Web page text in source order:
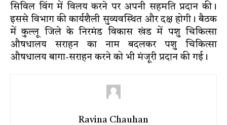
सिविल विंग में विलय करने पर अपनी सहमति प्रदान की।
इससे विभाग की कार्यशैली सुव्यवस्थित और दक्ष होगी। बैठक
में कुल्लू जिले के निरमंड विकास खंड में पशु चिकित्सा
औषधालय सराहन का नाम बदलकर पशु चिकित्सा
औषधालय बागा-सराहन करने को भी मंजूरी प्रदान की गई।
Ravina Chauhan